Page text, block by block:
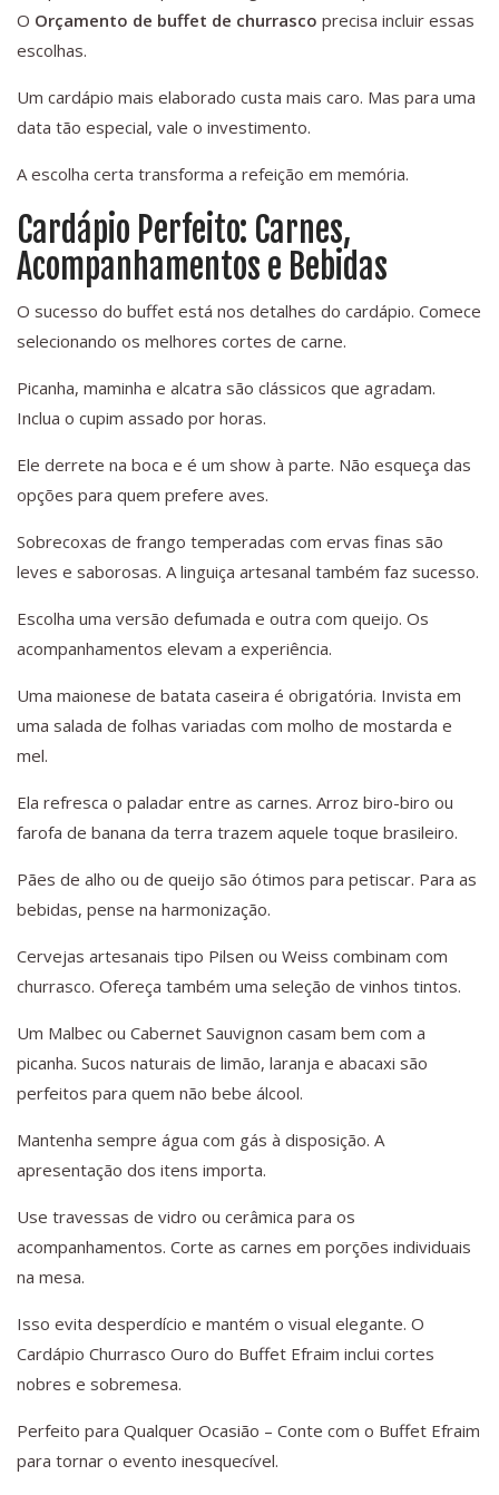
O Orçamento de buffet de churrasco precisa incluir essas
escolhas.
Um cardápio mais elaborado custa mais caro. Mas para uma
data tão especial, vale o investimento.
A escolha certa transforma a refeição em memória.
Cardápio Perfeito: Carnes,
Acompanhamentos e Bebidas
O sucesso do buffet está nos detalhes do cardápio. Comece
selecionando os melhores cortes de carne.
Picanha, maminha e alcatra são clássicos que agradam.
Inclua o cupim assado por horas.
Ele derrete na boca e é um show à parte. Não esqueça das
opções para quem prefere aves.
Sobrecoxas de frango temperadas com ervas finas são
leves e saborosas. A linguiça artesanal também faz sucesso.
Escolha uma versão defumada e outra com queijo. Os
acompanhamentos elevam a experiência.
Uma maionese de batata caseira é obrigatória. Invista em
uma salada de folhas variadas com molho de mostarda e
mel.
Ela refresca o paladar entre as carnes. Arroz biro-biro ou
farofa de banana da terra trazem aquele toque brasileiro.
Pães de alho ou de queijo são ótimos para petiscar. Para as
bebidas, pense na harmonização.
Cervejas artesanais tipo Pilsen ou Weiss combinam com
churrasco. Ofereça também uma seleção de vinhos tintos.
Um Malbec ou Cabernet Sauvignon casam bem com a
picanha. Sucos naturais de limão, laranja e abacaxi são
perfeitos para quem não bebe álcool.
Mantenha sempre água com gás à disposição. A
apresentação dos itens importa.
Use travessas de vidro ou cerâmica para os
acompanhamentos. Corte as carnes em porções individuais
na mesa.
Isso evita desperdício e mantém o visual elegante. O
Cardápio Churrasco Ouro do Buffet Efraim inclui cortes
nobres e sobremesa.
Perfeito para Qualquer Ocasião – Conte com o Buffet Efraim
para tornar o evento inesquecível.